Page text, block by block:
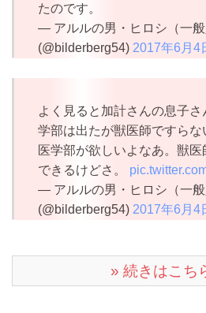
たのです。
— アルルの男・ヒロシ（一般
(@bilderberg54) 2017年6月4
よく見ると加計さんの息子
学部は出たが獣医師ですら
医学部が欲しいよなあ。獣
できるけどさ。
— アルルの男・ヒロシ（一般
(@bilderberg54) 2017年6月4
» 続きはこち